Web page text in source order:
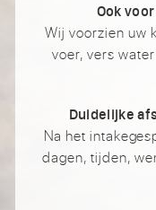
Ook
Wij voorzien uw
voer, vers
Duidelijke
Na het
dagen, tijden,